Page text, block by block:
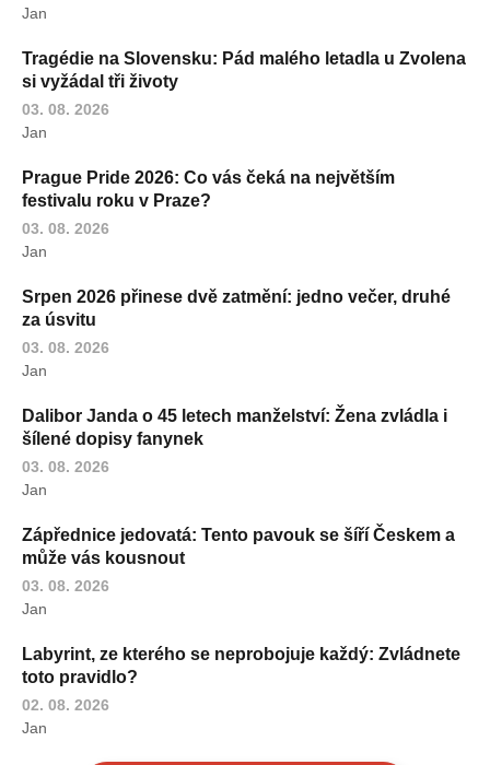
Jan
Tragédie na Slovensku: Pád malého letadla u Zvolena
si vyžádal tři životy
03. 08. 2026
Jan
Prague Pride 2026: Co vás čeká na největším
festivalu roku v Praze?
03. 08. 2026
Jan
Srpen 2026 přinese dvě zatmění: jedno večer, druhé
za úsvitu
03. 08. 2026
Jan
Dalibor Janda o 45 letech manželství: Žena zvládla i
šílené dopisy fanynek
03. 08. 2026
Jan
Zápřednice jedovatá: Tento pavouk se šíří Českem a
může vás kousnout
03. 08. 2026
Jan
Labyrint, ze kterého se neprobojuje každý: Zvládnete
toto pravidlo?
02. 08. 2026
Jan